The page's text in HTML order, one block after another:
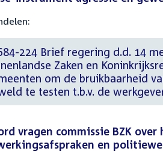
224 Brief regering d.d. 14
Zaken en
om de bruikbaarheid
te testen t.b.v. de
vragen commissie BZK
en